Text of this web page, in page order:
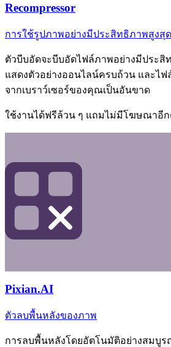
Recompressor
การใช้รูปภาพอย่างมีประสิทธิภาพสูงสุด
ตัวบีบอัดจะบีบอัดไฟล์ภาพอย่างมีประสิ
แสดงตัวอย่างออนไลน์ครบถ้วน และไ
จากเบราว์เซอร์ของคุณเป็นอันขาด
ใช้งานได้ฟรีล้วน ๆ แถมไม่มีโฆษณาอีก
Pixian.AI
ตัวลบพื้นหลังของภาพ
การลบพื้นหลังโดยอัตโนมัติอย่างสมบูร